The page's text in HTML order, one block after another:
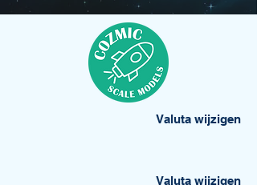
Valuta wijzigen
Valuta wijzigen